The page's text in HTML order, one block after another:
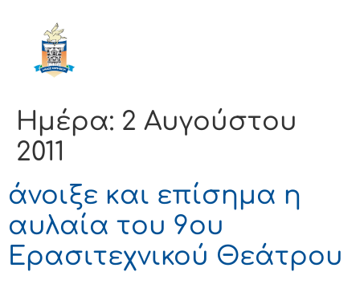
Ημέρα: 2 Αυγούστου
2011
άνοιξε και επίσημα η
αυλαία του 9ου
Ερασιτεχνικού Θεάτρου